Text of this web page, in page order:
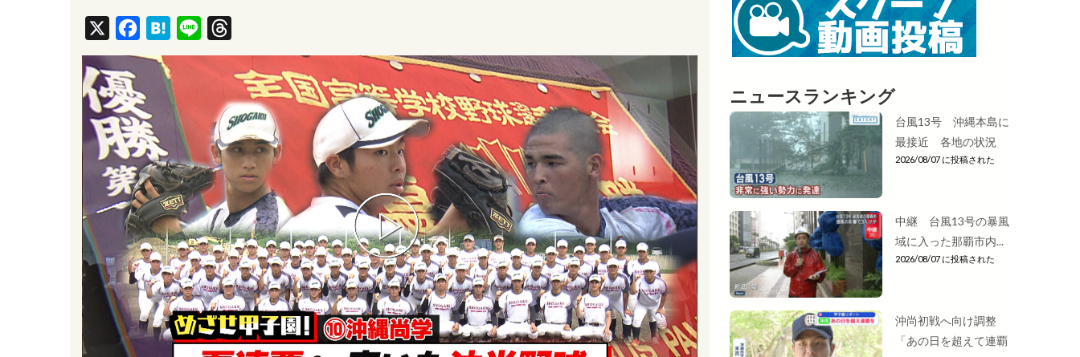
a
e
b
o
o
k
H
a
t
e
n
i
h
r
e
a
d
ニュースランキング
台風13号 沖縄本島に
最接近 各地の状況
2026/08/07 に投稿された
中継 台風13号の暴風
域に入った那覇市内...
2026/08/07 に投稿された
沖尚初戦へ向け調整
「あの日を超えて連覇